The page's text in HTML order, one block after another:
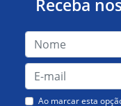
Receba
Ao marcar esta